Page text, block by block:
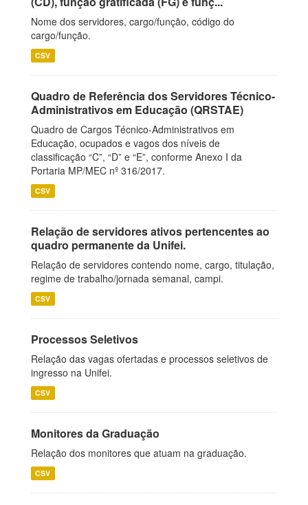
Nome dos servidores, cargo/função, código do
cargo/função.
CSV
Quadro de Referência dos Servidores Técnico-
Administrativos em Educação (QRSTAE)
Quadro de Cargos Técnico-Administrativos em
Educação, ocupados e vagos dos níveis de
classificação “C”, “D” e “E”, conforme Anexo I da
Portaria MP/MEC nº 316/2017.
CSV
Relação de servidores ativos pertencentes ao
quadro permanente da Unifei.
Relação de servidores contendo nome, cargo, titulação,
regime de trabalho/jornada semanal, campi.
CSV
Processos Seletivos
Relação das vagas ofertadas e processos seletivos de
ingresso na Unifei.
CSV
Monitores da Graduação
Relação dos monitores que atuam na graduação.
CSV